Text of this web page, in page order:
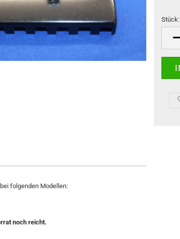
Stück:
Stück
folgenden Modellen:
noch reicht.